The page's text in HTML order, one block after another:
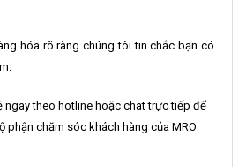
hóa rõ ràng chúng tôi tin chắc bạn có
ngay theo hotline hoặc chat trực tiếp để
phận chăm sóc khách hàng của MRO